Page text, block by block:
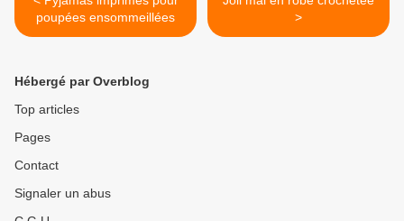
poupées ensommeillées
>
Hébergé par Overblog
Top articles
Pages
Contact
Signaler un abus